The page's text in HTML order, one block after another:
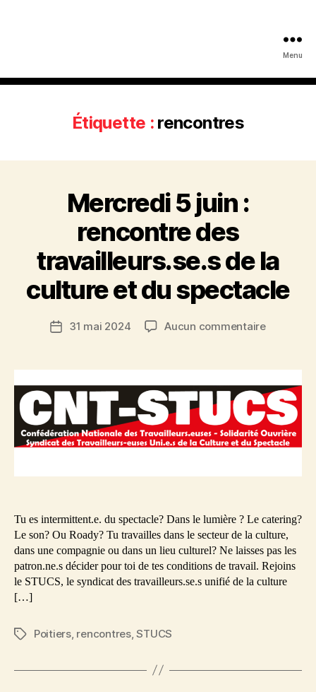
Menu
Étiquette : rencontres
Mercredi 5 juin :
rencontre des
travailleurs.se.s de la
culture et du spectacle
Date31 mai 2024 Aucun commentairesur
juin
:
rencontre
des
de
culture
spectacle
Tu es intermittent.e. du spectacle? Dans le lumière ? Le catering?
Le son? Ou Roady? Tu travailles dans le secteur de la culture,
dans une compagnie ou dans un lieu culturel? Ne laisses pas les
patron.ne.s décider pour toi de tes conditions de travail. Rejoins
le STUCS, le syndicat des travailleurs.se.s unifié de la culture
[…]
Étiquettes
Poitiers, rencontres,STUCS